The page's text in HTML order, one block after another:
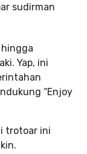
Yap, ini
“Enjoy
trotoar ini